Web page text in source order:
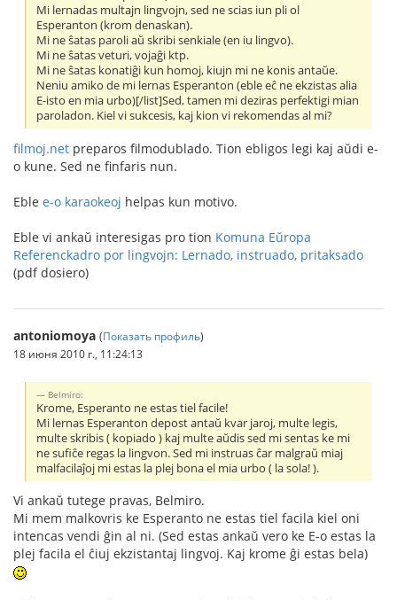
Mi lernadas multajn lingvojn, sed ne scias iun pli ol
Esperanton (krom denaskan).
Mi ne ŝatas paroli aŭ skribi senkiale (en iu lingvo).
Mi ne ŝatas veturi, vojaĝi ktp.
Mi ne ŝatas konatiĝi kun homoj, kiujn mi ne konis antaŭe.
Neniu amiko de mi lernas Esperanton (eble eĉ ne ekzistas alia
E-isto en mia urbo)[/list]Sed, tamen mi deziras perfektigi mian
paroladon. Kiel vi sukcesis, kaj kion vi rekomendas al mi?
filmoj.net preparos filmodublado. Tion ebligos legi kaj aŭdi e-
o kune. Sed ne finfaris nun.
Eble e-o karaokeoj helpas kun motivo.
Eble vi ankaŭ interesigas pro tion Komuna Eŭropa
Referenckadro por lingvojn: Lernado, instruado, pritaksado
(pdf dosiero)
antoniomoya (Показать профиль)
18 июня 2010 г., 11:24:13
Belmiro:
Krome, Esperanto ne estas tiel facile!
Mi lernas Esperanton depost antaŭ kvar jaroj, multe legis,
multe skribis ( kopiado ) kaj multe aŭdis sed mi sentas ke mi
ne sufiĉe regas la lingvon. Sed mi instruas ĉar malgraŭ miaj
malfacilaĵoj mi estas la plej bona el mia urbo ( la sola! ).
Vi ankaŭ tutege pravas, Belmiro.
Mi mem malkovris ke Esperanto ne estas tiel facila kiel oni
intencas vendi ĝin al ni. (Sed estas ankaŭ vero ke E-o estas la
plej facila el ĉiuj ekzistantaj lingvoj. Kaj krome ĝi estas bela)